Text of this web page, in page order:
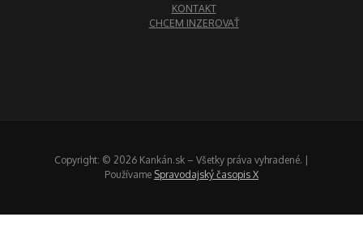
KONTAKT
CHCEM INZEROVAŤ
Copyright: © 2026 Kankán.sk – Všetky práva vyhradené. |
Používame Spravodajský časopis X